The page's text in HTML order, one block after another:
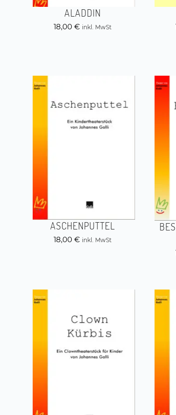
ALADDIN
18,00€ inkl. MwSt
ASCHENPUTTEL
18,00€ inkl. MwSt